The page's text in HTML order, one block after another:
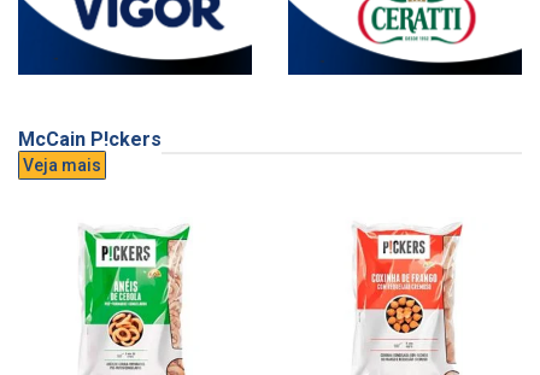
McCain P!ckers
Veja mais